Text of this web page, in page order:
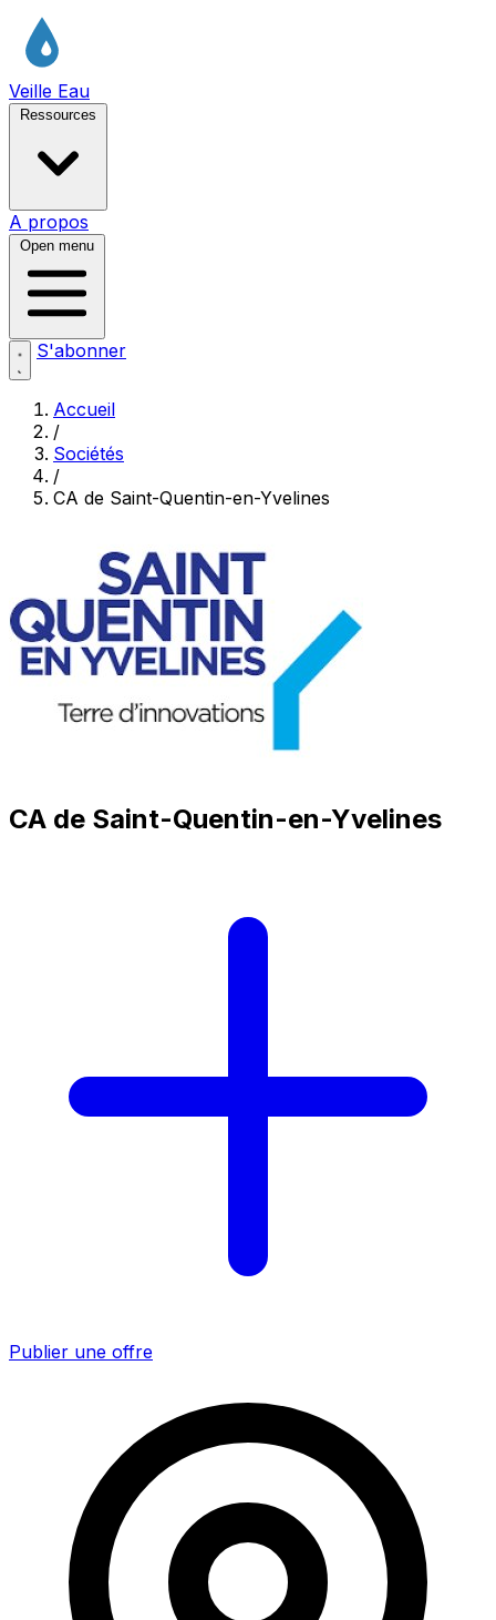
Veille Eau
Ressources
A propos
Open menu
S'abonner
Accueil
/
Sociétés
/
CA de Saint-Quentin-en-Yvelines
CA de Saint-Quentin-en-Yvelines
Publier une offre